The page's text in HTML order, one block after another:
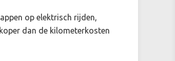
op elektrisch rijden,
dan de kilometerkosten